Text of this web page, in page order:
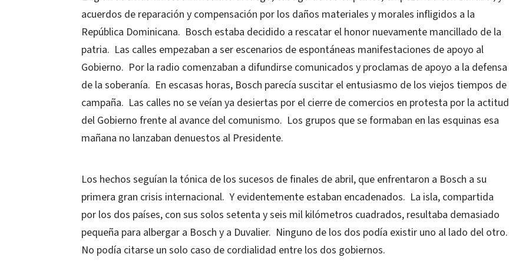
acuerdos de reparación y compensación por los daños materiales y morales infligidos a la
República Dominicana. Bosch estaba decidido a rescatar el honor nuevamente mancillado de la
patria. Las calles empezaban a ser escenarios de espontáneas manifestaciones de apoyo al
Gobierno. Por la radio comenzaban a difundirse comunicados y proclamas de apoyo a la defensa
de la soberanía. En escasas horas, Bosch parecía suscitar el entusiasmo de los viejos tiempos de
campaña. Las calles no se veían ya desiertas por el cierre de comercios en protesta por la actitud
del Gobierno frente al avance del comunismo. Los grupos que se formaban en las esquinas esa
mañana no lanzaban denuestos al Presidente.
Los hechos seguían la tónica de los sucesos de finales de abril, que enfrentaron a Bosch a su
primera gran crisis internacional. Y evidentemente estaban encadenados. La isla, compartida
por los dos países, con sus solos setenta y seis mil kilómetros cuadrados, resultaba demasiado
pequeña para albergar a Bosch y a Duvalier. Ninguno de los dos podía existir uno al lado del otro.
No podía citarse un solo caso de cordialidad entre los dos gobiernos.